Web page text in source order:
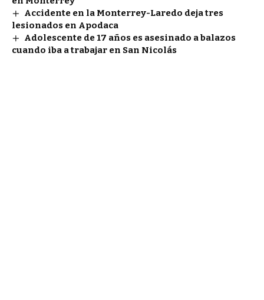
Accidente en la Monterrey-Laredo deja tres
lesionados en Apodaca
Adolescente de 17 años es asesinado a balazos
cuando iba a trabajar en San Nicolás